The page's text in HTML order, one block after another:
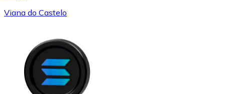
Viana do Castelo